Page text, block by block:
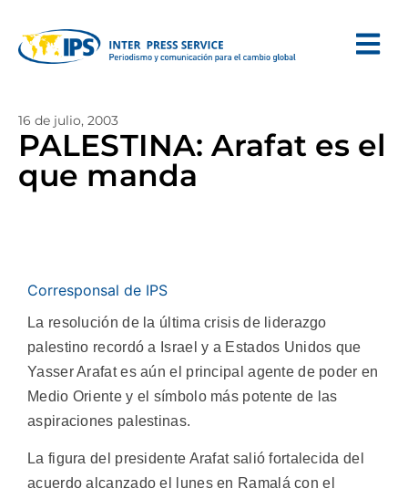
16 de julio, 2003
PALESTINA: Arafat es el
que manda
Corresponsal de IPS
La resolución de la última crisis de liderazgo
palestino recordó a Israel y a Estados Unidos que
Yasser Arafat es aún el principal agente de poder en
Medio Oriente y el símbolo más potente de las
aspiraciones palestinas.
La figura del presidente Arafat salió fortalecida del
acuerdo alcanzado el lunes en Ramalá con el